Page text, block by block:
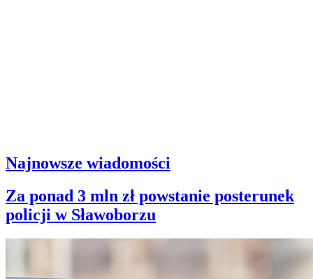
Najnowsze wiadomości
Za ponad 3 mln zł powstanie posterunek
policji w Sławoborzu